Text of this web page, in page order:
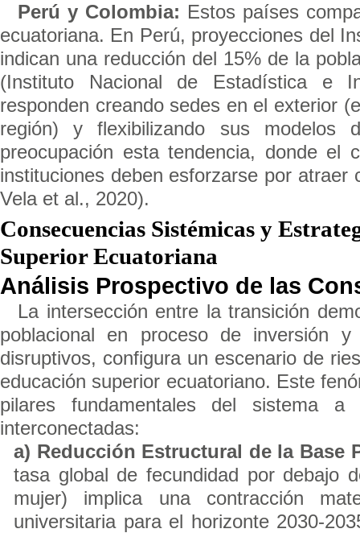
Perú y Colombia: Estos países
ecuatoriana. En Perú, proyecciones del
indican una reducción del 15% de la
(Instituto Nacional de Estadística e
responden creando sedes en el exterior
región) y flexibilizando sus modelos
preocupación esta tendencia, donde el
instituciones deben esforzarse por
Vela et al., 2020).
Consecuencias Sistémicas y
Superior Ecuatoriana
Análisis Prospectivo de las
La intersección entre la transición
poblacional en proceso de inversión
disruptivos, configura un escenario de
educación superior ecuatoriano. Este
pilares fundamentales del sistema a
interconectadas:
a) Reducción Estructural de la Base
tasa global de fecundidad por debajo
mujer) implica una contracción
universitaria para el horizonte 2030-